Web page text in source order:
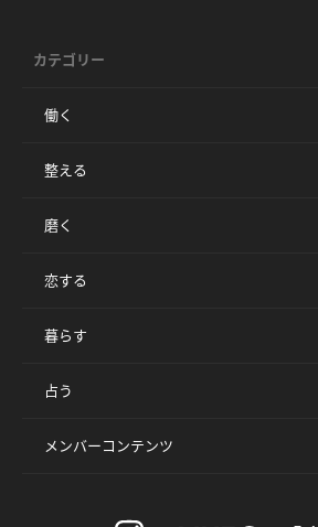
カテゴリー
働く
整える
磨く
恋する
暮らす
占う
メンバーコンテンツ